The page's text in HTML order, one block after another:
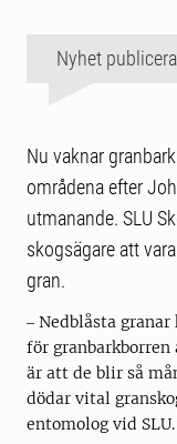
Nyhet
Nu vaknar
områdena efter
utmanande. SLU
skogsägare att
gran.
‒ Nedblåsta
för
är att de blir så
dödar vital
entomolog vid SLU.